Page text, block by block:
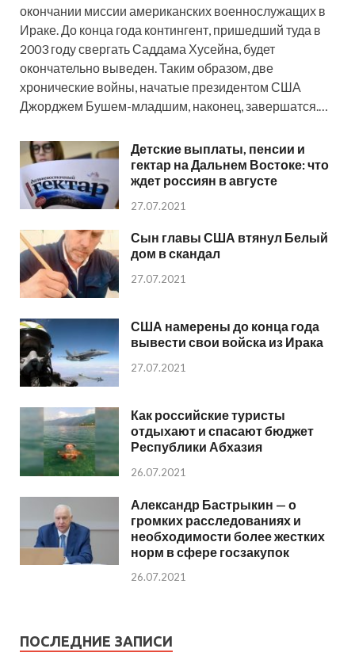
окончании миссии американских военнослужащих в
Ираке. До конца года контингент, пришедший туда в
2003 году свергать Саддама Хусейна, будет
окончательно выведен. Таким образом, две
хронические войны, начатые президентом США
Джорджем Бушем-младшим, наконец, завершатся.…
Детские выплаты, пенсии и
гектар на Дальнем Востоке: что
ждет россиян в августе
27.07.2021
Сын главы США втянул Белый
дом в скандал
27.07.2021
США намерены до конца года
вывести свои войска из Ирака
27.07.2021
Как российские туристы
отдыхают и спасают бюджет
Республики Абхазия
26.07.2021
Александр Бастрыкин — о
громких расследованиях и
необходимости более жестких
норм в сфере госзакупок
26.07.2021
ПОСЛЕДНИЕ ЗАПИСИ